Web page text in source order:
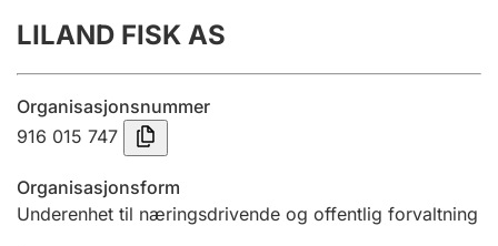
Innsending og forsinkelsesgebyr
Tinglysing
LILAND FISK AS
Organisasjonsnummer
916 015 747
Organisasjonsform
Underenhet til næringsdrivende og offentlig forvaltning